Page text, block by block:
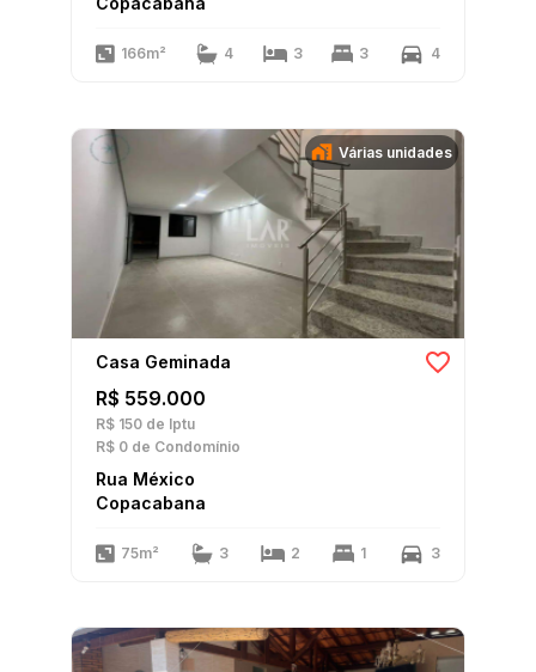
166m² 4 3 3 4
Várias unidades
Casa Geminada
R$ 559.000
R$ 150 de Iptu
R$ 0 de Condomínio
Rua México
Copacabana
75m² 3 2 1 3